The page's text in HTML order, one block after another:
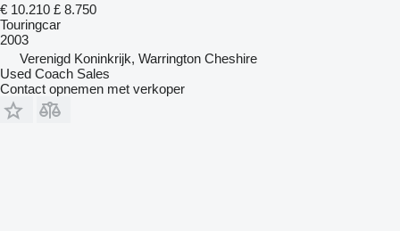
€ 10.210 £ 8.750
Touringcar
2003
Verenigd Koninkrijk, Warrington Cheshire
Used Coach Sales
Contact opnemen met verkoper